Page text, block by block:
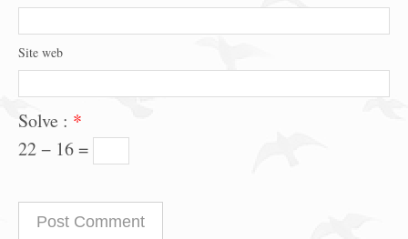
Site web
Solve : *
22 − 16 =